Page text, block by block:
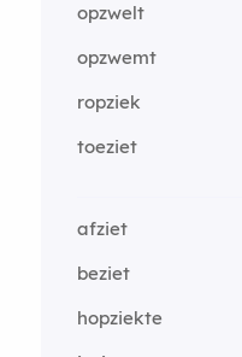
opzwelt
opzwemt
ropziek
toeziet
afziet
beziet
hopziekte